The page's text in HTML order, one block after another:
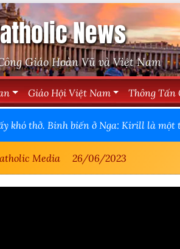
News
Giáo Hoàn Vũ và Việt Nam
Giáo Hội Việt Nam Thông Tấn
khó thở. Binh biến ở Nga: Kirill là
Media 26/06/2023